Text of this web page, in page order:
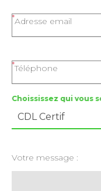
Adresse email
Téléphone
Choississez qui vous
Votre message :